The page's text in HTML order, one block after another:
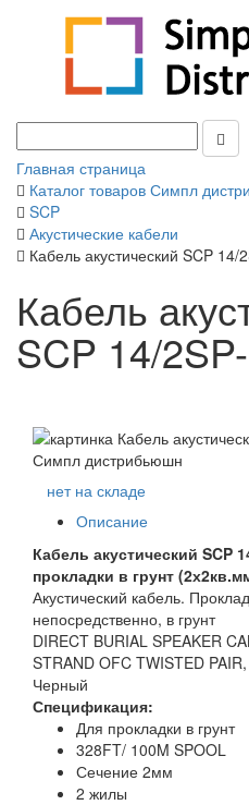
Главная страница
Каталог товаров Симпл
SCP
Акустические кабели
Кабель акустический SCP 14/
Кабель
SCP 14/
нет на складе
Описание
Кабель акустический SCP
прокладки в грунт
Акустический кабель.
непосредственно, в грунт
DIRECT BURIAL SPEAKER
STRAND OFC TWISTED
Черный
Спецификация:
Для прокладки в грунт
328FT/ 100M SPOOL
Сечение 2мм
2 жилы